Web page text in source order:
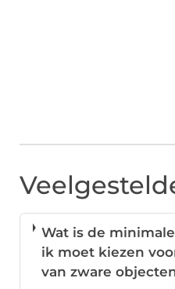
Wat is de
ik moet kiezen
van zware